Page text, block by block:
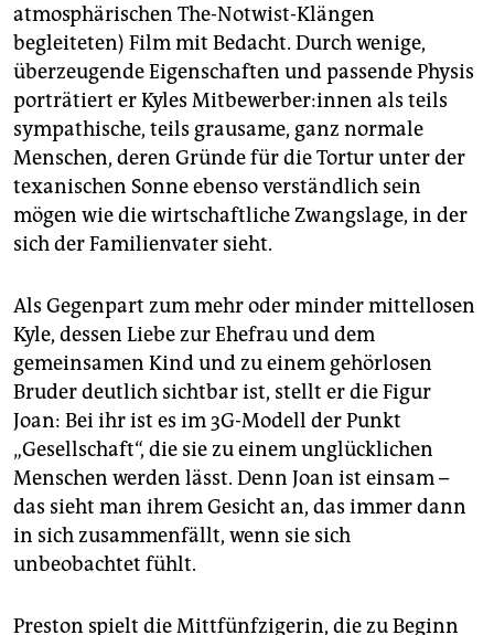
atmosphärischen The-Notwist-Klängen
begleiteten) Film mit Bedacht. Durch wenige,
überzeugende Eigenschaften und passende Physis
porträtiert er Kyles Mit­be­wer­be­r:in­nen als teils
sympathische, teils grausame, ganz normale
Menschen, deren Gründe für die Tortur unter der
texanischen Sonne ebenso verständlich sein
mögen wie die wirtschaftliche Zwangslage, in der
sich der Familienvater sieht.
Als Gegenpart zum mehr oder minder mittellosen
Kyle, dessen Liebe zur Ehefrau und dem
gemeinsamen Kind und zu einem gehörlosen
Bruder deutlich sichtbar ist, stellt er die Figur
Joan: Bei ihr ist es im 3G-Modell der Punkt
„Gesellschaft“, die sie zu einem unglücklichen
Menschen werden lässt. Denn Joan ist einsam –
das sieht man ihrem Gesicht an, das immer dann
in sich zusammenfällt, wenn sie sich
unbeobachtet fühlt.
Preston spielt die Mittfünfzigerin, die zu Beginn